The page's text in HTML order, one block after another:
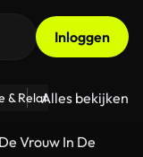
Inloggen
& Relaties - Fitness
Alles bekijken
Vrouw In De